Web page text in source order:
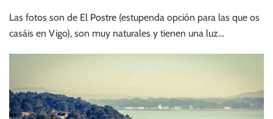
Las fotos son de El Postre (estupenda opción para las que os
casáis en Vigo), son muy naturales y tienen una luz…